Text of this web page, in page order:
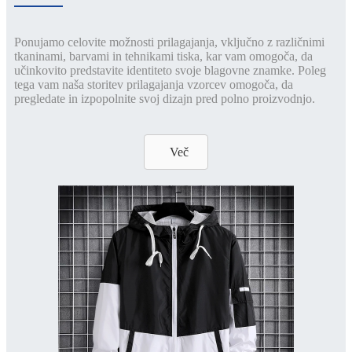
Ponujamo celovite možnosti prilagajanja, vključno z različnimi
tkaninami, barvami in tehnikami tiska, kar vam omogoča, da
učinkovito predstavite identiteto svoje blagovne znamke. Poleg
tega vam naša storitev prilagajanja vzorcev omogoča, da
pregledate in izpopolnite svoj dizajn pred polno proizvodnjo.
Več